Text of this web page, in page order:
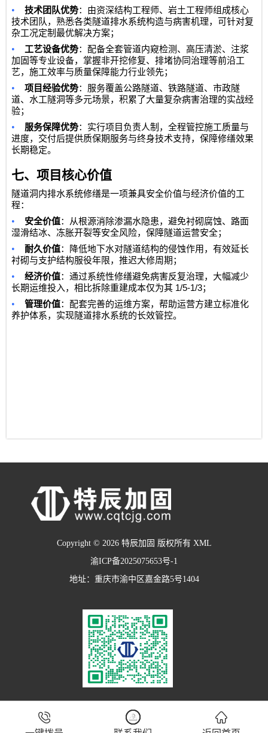
• 技术团队优势：由资深结构工程师、岩土工程师组成核心
技术团队，熟悉各类隧道排水系统构造与病害机理，可针对复
杂工况定制最优解决方案；
• 工艺设备优势：配备全套管道内窥检测、高压清淤、注浆
加固等专业设备，掌握非开挖修复、排堵协同治理等前沿工
艺，施工效率与质量保障能力行业领先；
• 项目经验优势：服务覆盖公路隧道、铁路隧道、市政隧
道、水工隧洞等多元场景，积累了大量复杂病害治理的实战经
验；
• 服务保障优势：实行项目负责人制，全程管控施工质量与
进度，交付后提供质保期服务与终身技术支持，保障修缮效果
长期稳定。
七、项目核心价值
隧道洞内排水系统修缮是一项兼具安全价值与经济价值的工
程：
• 安全价值：从根源消除渗漏水隐患，避免衬砌腐蚀、路面
湿滑结冰、冻胀开裂等安全风险，保障隧道运营安全；
• 耐久价值：降低地下水对隧道结构的侵蚀作用，有效延长
衬砌与支护结构服役年限，推迟大修周期；
• 经济价值：通过系统性修缮避免病害反复治理，大幅减少
长期运维投入，相比拆除重建成本仅为其 1/5-1/3；
• 管理价值：配套完善的运维方案，帮助运营方建立标准化
养护体系，实现隧道排水系统的长效管控。
Copyright © 2026 特辰加固 版权所有 XML
渝ICP备2025075653号-1
地址：重庆市渝中区嘉金路5号1404
  